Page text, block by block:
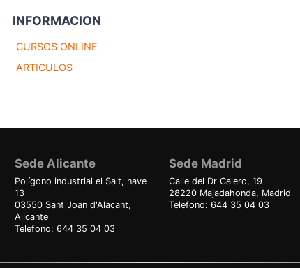
INFORMACION
CURSOS ONLINE
ARTICULOS
Sede Alicante
Polígono industrial el Salt, nave
13
03550 Sant Joan d'Alacant,
Alicante
Telefono: 644 35 04 03
Sede Madrid
Calle del Dr Calero, 19
28220 Majadahonda, Madrid
Telefono: 644 35 04 03